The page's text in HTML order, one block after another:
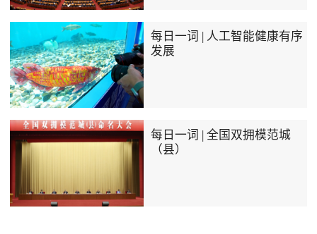
每日一词 | 人工智能健康有序
发展
每日一词 | 全国双拥模范城
（县）